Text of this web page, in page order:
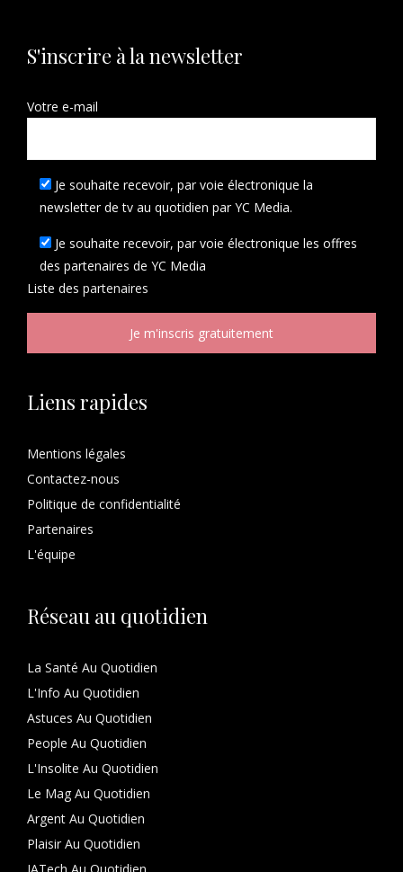
S'inscrire à la newsletter
Votre e-mail
Je souhaite recevoir, par voie électronique la
newsletter de tv au quotidien par YC Media.
Je souhaite recevoir, par voie électronique les offres
des partenaires de YC Media
Liste des partenaires
Liens rapides
Mentions légales
Contactez-nous
Politique de confidentialité
Partenaires
L'équipe
Réseau au quotidien
La Santé Au Quotidien
L'Info Au Quotidien
Astuces Au Quotidien
People Au Quotidien
L'Insolite Au Quotidien
Le Mag Au Quotidien
Argent Au Quotidien
Plaisir Au Quotidien